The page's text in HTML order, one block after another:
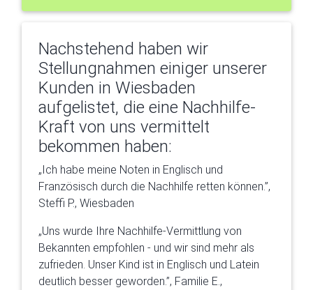
Nachstehend haben wir
Stellungnahmen einiger unserer
Kunden in Wiesbaden
aufgelistet, die eine Nachhilfe-
Kraft von uns vermittelt
bekommen haben:
„Ich habe meine Noten in Englisch und
Französisch durch die Nachhilfe retten können.”,
Steffi P., Wiesbaden
„Uns wurde Ihre Nachhilfe-Vermittlung von
Bekannten empfohlen - und wir sind mehr als
zufrieden. Unser Kind ist in Englisch und Latein
deutlich besser geworden.”, Familie E.,